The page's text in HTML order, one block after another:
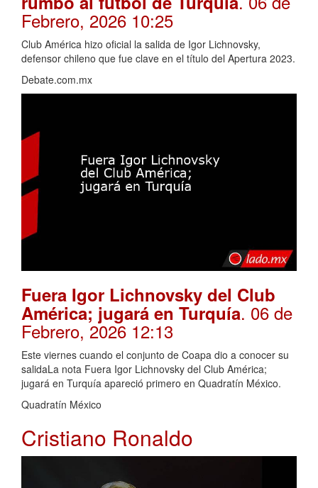
Febrero, 2026 10:25
Club América hizo oficial la salida de Igor Lichnovsky,
defensor chileno que fue clave en el título del Apertura 2023.
Debate.com.mx
Fuera Igor Lichnovsky del Club
América; jugará en Turquía. 06 de
Febrero, 2026 12:13
Este viernes cuando el conjunto de Coapa dio a conocer su
salidaLa nota Fuera Igor Lichnovsky del Club América;
jugará en Turquía apareció primero en Quadratín México.
Quadratín México
Cristiano Ronaldo